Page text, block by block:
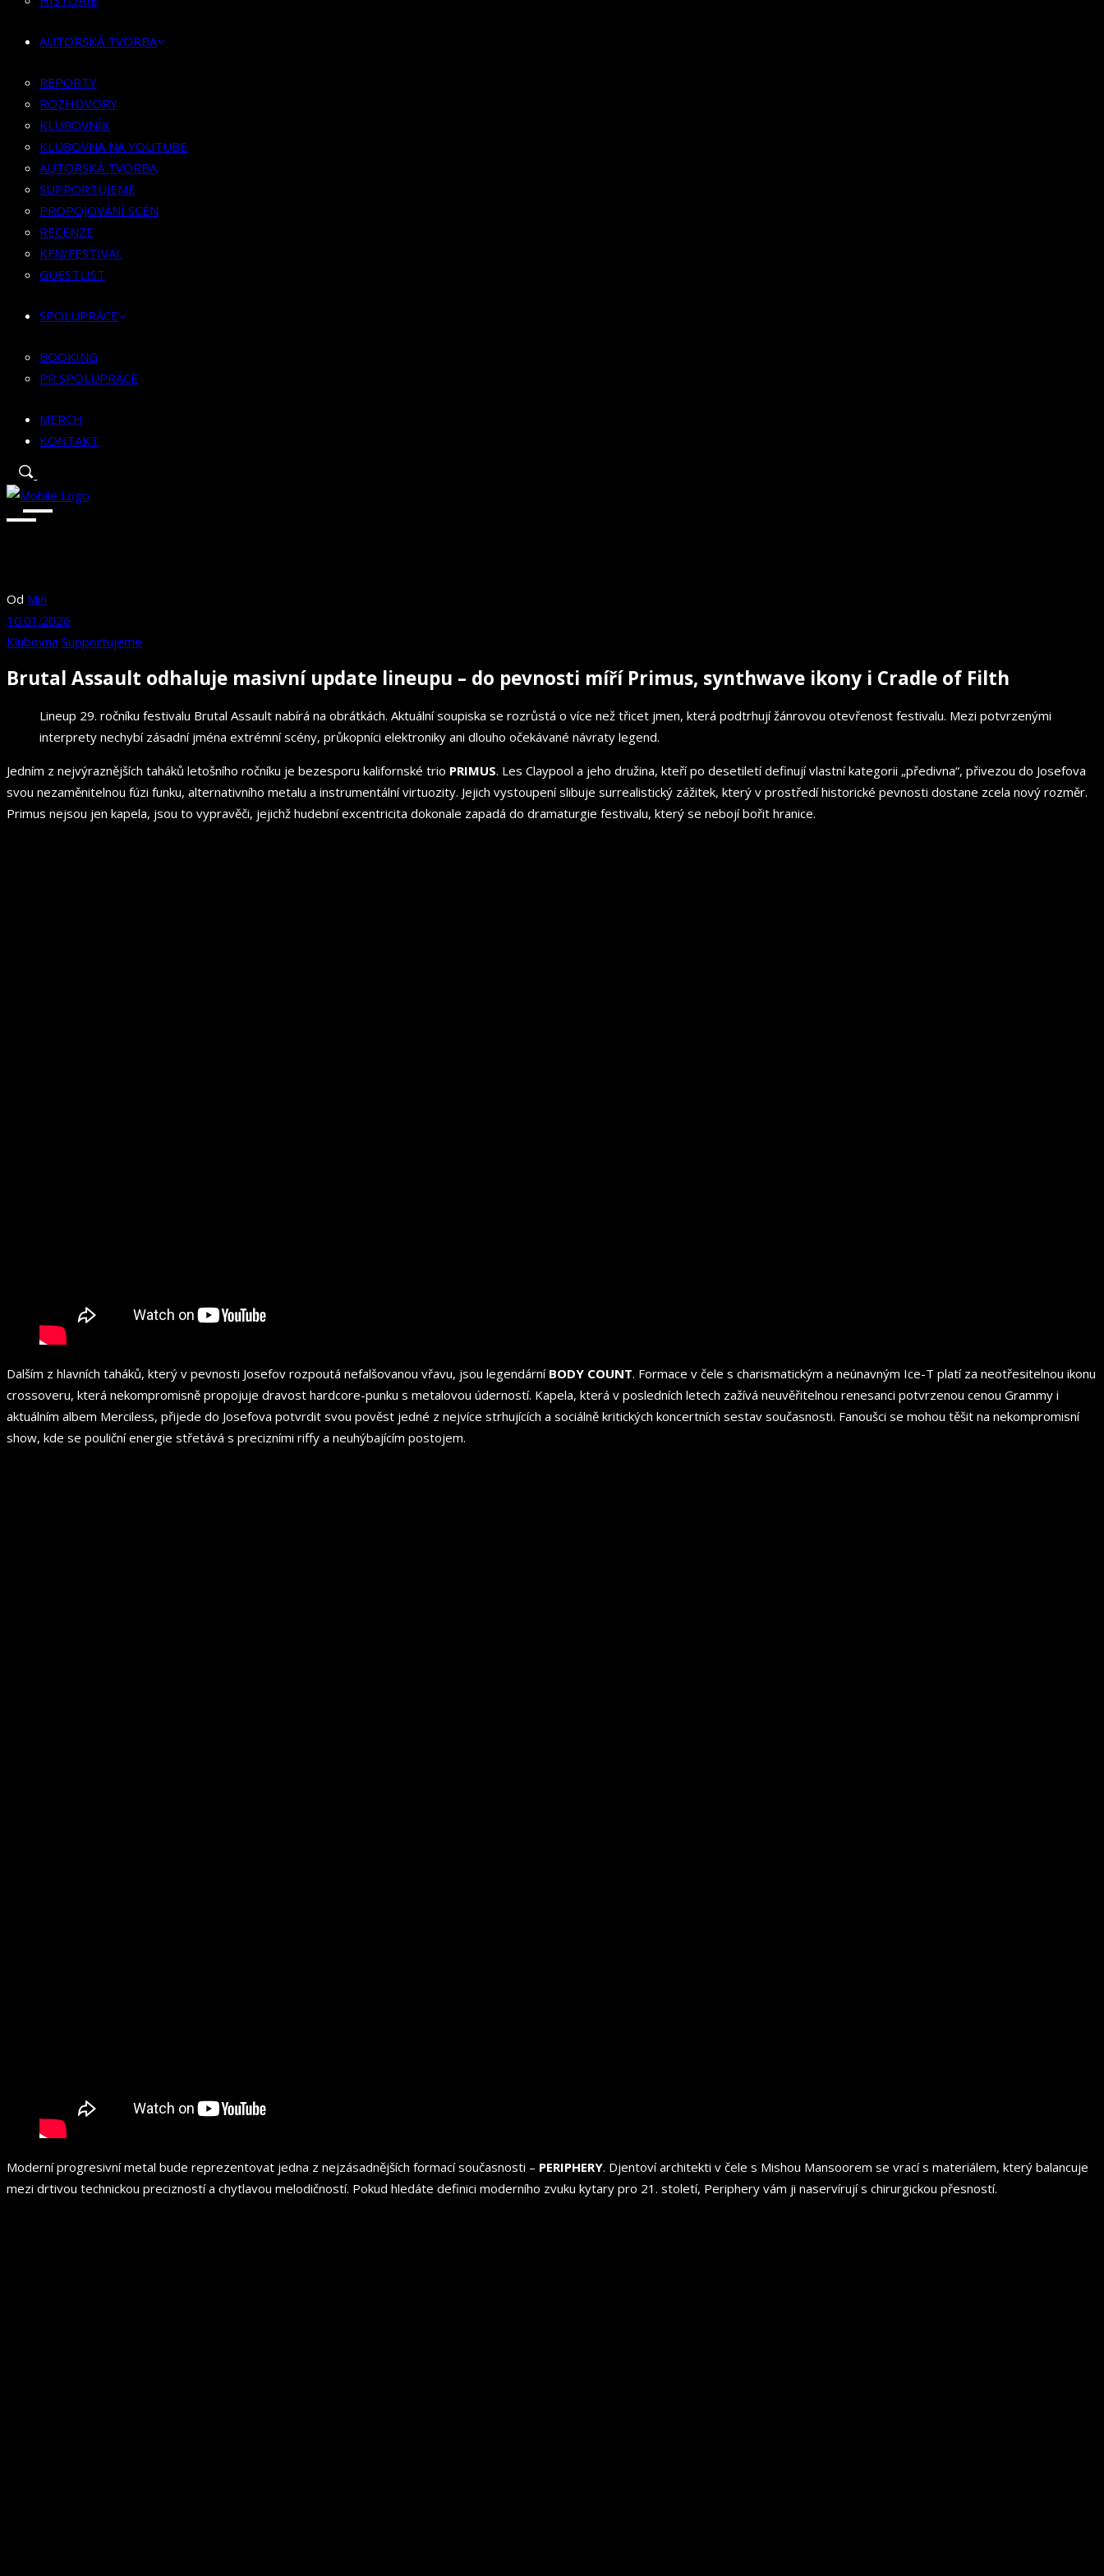
KLUBOVNA NA YOUTUBE
SUPPORTUJEME
PROPOJOVÁNÍ SCÉN
RECENZE
KFN/FESTIVAL
GUESTLIST
SPOLUPRÁCE
BOOKING
PR SPOLUPRÁCE
MERCH
AUTORSKÁ TVORBA
REPORTY
ROZHOVORY
KLUBOVNÍK
KLUBOVNA NA YOUTUBE
AUTORSKÁ TVORBA
SUPPORTUJEME
PROPOJOVÁNÍ SCÉN
RECENZE
KFN/FESTIVAL
GUESTLIST
SPOLUPRÁCE
BOOKING
PR SPOLUPRÁCE
MERCH
KONTAKT
Od Min
10.01.2026
Klubovna Supportujeme
Brutal Assault odhaluje masivní update lineupu – do pevnosti míří Primus, synthwave ikony i Cradle of Filth
Lineup 29. ročníku festivalu Brutal Assault nabírá na obrátkách. Aktuální soupiska se rozrůstá o více než třicet jmen, která podtrhují žánrovou otevřenost festivalu. Mezi potvrzenými
interprety nechybí zásadní jména extrémní scény, průkopníci elektroniky ani dlouho očekávané návraty legend.
Jedním z nejvýraznějších taháků letošního ročníku je bezesporu kalifornské trio PRIMUS. Les Claypool a jeho družina, kteří po desetiletí definují vlastní kategorii „předivna“, přivezou do Josefova
svou nezaměnitelnou fúzi funku, alternativního metalu a instrumentální virtuozity. Jejich vystoupení slibuje surrealistický zážitek, který v prostředí historické pevnosti dostane zcela nový rozměr.
Primus nejsou jen kapela, jsou to vypravěči, jejichž hudební excentricita dokonale zapadá do dramaturgie festivalu, který se nebojí bořit hranice.
Dalším z hlavních taháků, který v pevnosti Josefov rozpoutá nefalšovanou vřavu, jsou legendární BODY COUNT. Formace v čele s charismatickým a neúnavným Ice-T platí za neotřesitelnou ikonu
crossoveru, která nekompromisně propojuje dravost hardcore-punku s metalovou úderností. Kapela, která v posledních letech zažívá neuvěřitelnou renesanci potvrzenou cenou Grammy i
aktuálním albem Merciless, přijede do Josefova potvrdit svou pověst jedné z nejvíce strhujících a sociálně kritických koncertních sestav současnosti. Fanoušci se mohou těšit na nekompromisní
show, kde se pouliční energie střetává s precizními riffy a neuhýbajícím postojem.
Moderní progresivní metal bude reprezentovat jedna z nejzásadnějších formací současnosti – PERIPHERY. Djentoví architekti v čele s Mishou Mansoorem se vrací s materiálem, který balancuje
mezi drtivou technickou precizností a chytlavou melodičností. Pokud hledáte definici moderního zvuku kytary pro 21. století, Periphery vám ji naservírují s chirurgickou přesností.